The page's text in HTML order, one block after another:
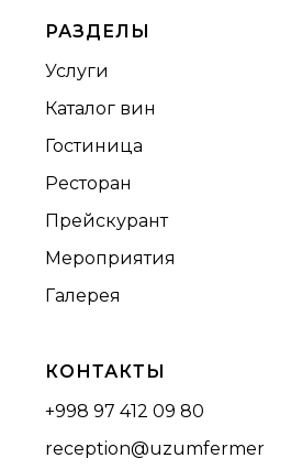
РАЗДЕЛЫ
Услуги
Каталог вин
Гостиница
Ресторан
Прейскурант
Мероприятия
Галерея
КОНТАКТЫ
+998 97 412 09 80
reception@uzumfermer